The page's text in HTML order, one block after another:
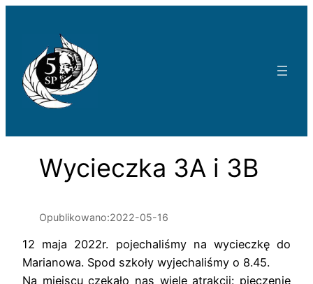
Wycieczka 3A i 3B
Opublikowano:2022-05-16
12 maja 2022r. pojechaliśmy na wycieczkę do
Marianowa. Spod szkoły wyjechaliśmy o 8.45.
Na miejscu czekało nas wiele atrakcji: pieczenie